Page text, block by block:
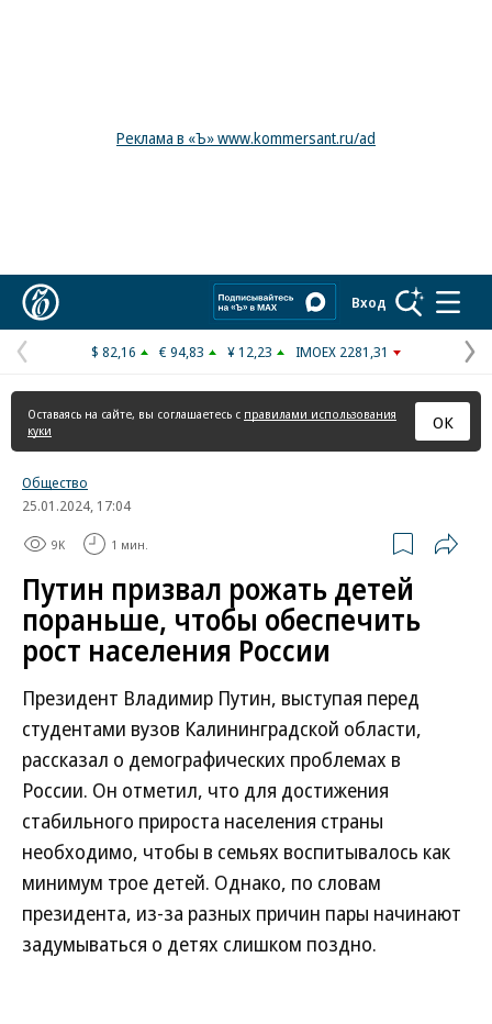
Реклама в «Ъ» www.kommersant.ru/ad
Вход
Предыдущая
страница
$ 82,16 € 94,83 ¥ 12,23 IMOEX 2281,31
Оставаясь на сайте, вы соглашаетесь с правилами использования
куки
ОК
Общество
25.01.2024, 17:04
9K 1 мин.
Путин призвал рожать детей
пораньше, чтобы обеспечить
рост населения России
Президент Владимир Путин, выступая перед
студентами вузов Калининградской области,
рассказал о демографических проблемах в
России. Он отметил, что для достижения
стабильного прироста населения страны
необходимо, чтобы в семьях воспитывалось как
минимум трое детей. Однако, по словам
президента, из-за разных причин пары начинают
задумываться о детях слишком поздно.